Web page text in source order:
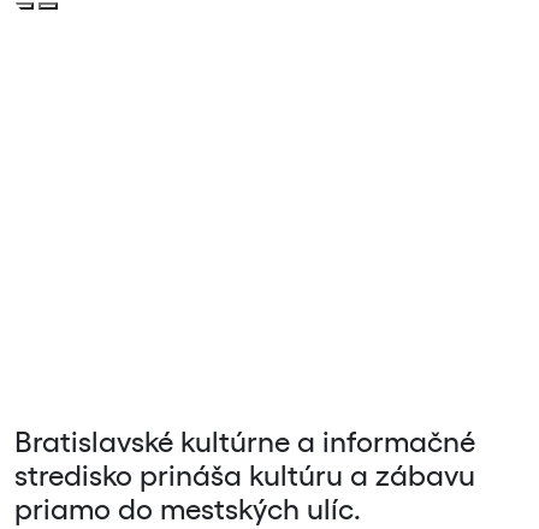
Bratislavské kultúrne a informačné
stredisko prináša kultúru a zábavu
priamo do mestských ulíc.